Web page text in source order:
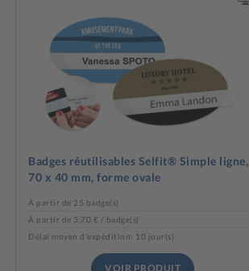
Badges réutilisables Selfit® Simple ligne,
70 x 40 mm, forme ovale
À partir de 25 badge(s)
À partir de 3,70 € / badge(s)
Délai moyen d'expédition: 10 jour(s)
VOIR PRODUIT